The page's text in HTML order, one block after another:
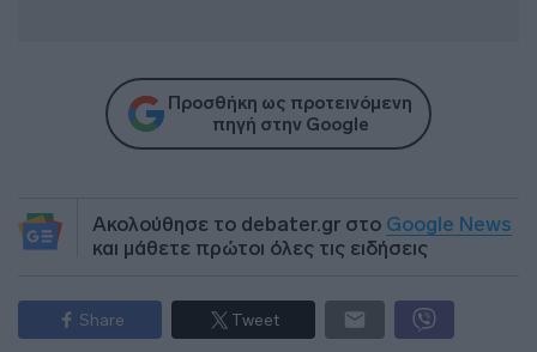
Προσθήκη ως προτεινόμενη
πηγή στην Google
Ακολούθησε το debater.gr στο Google News
και μάθετε πρώτοι όλες τις ειδήσεις
Share Tweet